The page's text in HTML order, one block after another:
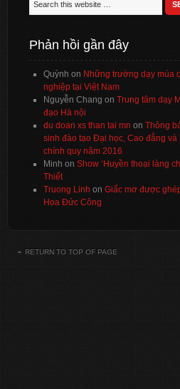
Phản hồi gần đây
Quỳnh on Những trường dạy múa
nghiệp tại Việt Nam
Nguyễn Chang on Trung tâm dạy
đạo Hà nội
du doan xs than tai mn on Thông
sinh đào tạo Đại học, Cao đẳng và
chính quy năm 2016
Minh on Show ‘Huyền thoại làng
Thiết
Truong Linh on Giấc mơ được
Hoa Đức Công
RETURN TO TOP OF PAGE